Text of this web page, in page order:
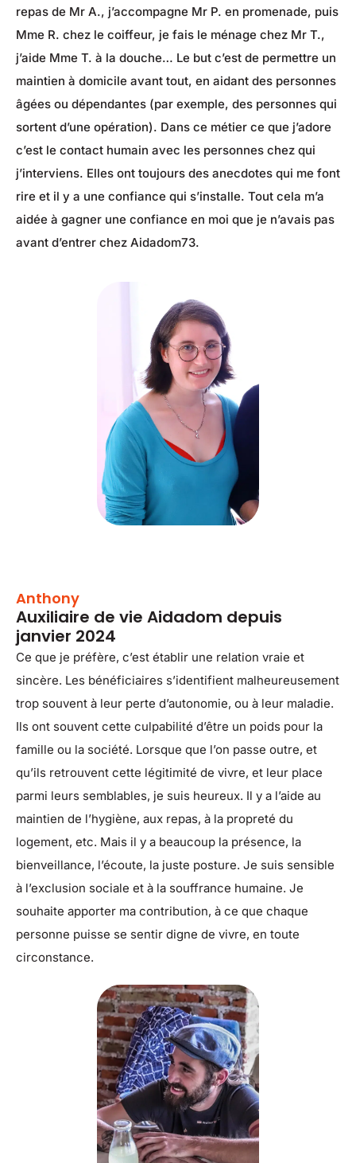
repas de Mr A., j’accompagne Mr P. en promenade, puis
Mme R. chez le coiffeur, je fais le ménage chez Mr T.,
j’aide Mme T. à la douche… Le but c’est de permettre un
maintien à domicile avant tout, en aidant des personnes
âgées ou dépendantes (par exemple, des personnes qui
sortent d’une opération). Dans ce métier ce que j’adore
c’est le contact humain avec les personnes chez qui
j’interviens. Elles ont toujours des anecdotes qui me font
rire et il y a une confiance qui s’installe. Tout cela m’a
aidée à gagner une confiance en moi que je n’avais pas
avant d’entrer chez Aidadom73.
Anthony
Auxiliaire de vie Aidadom depuis
janvier 2024
Ce que je préfère, c’est établir une relation vraie et
sincère. Les bénéficiaires s’identifient malheureusement
trop souvent à leur perte d’autonomie, ou à leur maladie.
Ils ont souvent cette culpabilité d’être un poids pour la
famille ou la société. Lorsque que l’on passe outre, et
qu’ils retrouvent cette légitimité de vivre, et leur place
parmi leurs semblables, je suis heureux. Il y a l’aide au
maintien de l’hygiène, aux repas, à la propreté du
logement, etc. Mais il y a beaucoup la présence, la
bienveillance, l’écoute, la juste posture. Je suis sensible
à l’exclusion sociale et à la souffrance humaine. Je
souhaite apporter ma contribution, à ce que chaque
personne puisse se sentir digne de vivre, en toute
circonstance.